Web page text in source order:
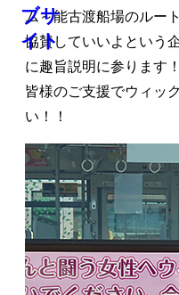
ム～能古渡船場のルー
協賛していいよという
に趣旨説明に参ります！
皆様のご支援でウィッ
い！！